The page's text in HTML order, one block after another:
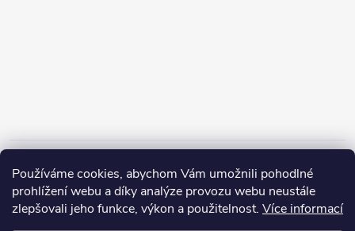
Používáme cookies, abychom Vám umožnili pohodlné
prohlížení webu a díky analýze provozu webu neustále
zlepšovali jeho funkce, výkon a použitelnost. Více informací